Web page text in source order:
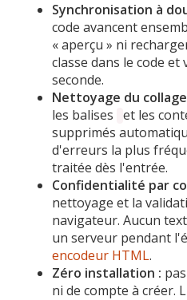
Synchronisation à
code avancent
« aperçu » ni
classe dans le code
seconde.
Nettoyage du
les balises et les
supprimés
d'erreurs la plus
traitée dès l'entrée.
Confidentialité par
nettoyage et la
navigateur. Aucun
un serveur pendant
encodeur HTML.
Zéro installation :
ni de compte à créer.